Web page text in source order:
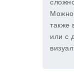
Можно
также
или с